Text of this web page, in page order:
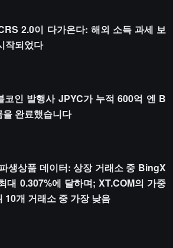
2.0이 다가온다: 해외 소득 과세 보
작되었다
코인 발행사 JPYC가 누적 600억 엔 B
완료했습니다
생상품 데이터: 상장 거래소 중 BingX
대 0.307%에 달하며; XT.COM의 가중
10개 거래소 중 가장 낮음